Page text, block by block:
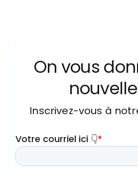
On vous
Inscrivez-vous à